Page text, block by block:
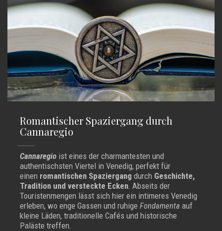
Romantischer Spaziergang durch
Cannaregio
Cannaregio ist eines der charmantesten und
authentischsten Viertel in Venedig, perfekt für
einen romantischen Spaziergang durch Geschichte,
Tradition und versteckte Ecken . Abseits der
Touristenmengen lässt sich hier ein intimeres Venedig
erleben, wo enge Gassen und ruhigeFondamenta auf
kleine Läden, traditionelle Cafés und historische
Paläste treffen.